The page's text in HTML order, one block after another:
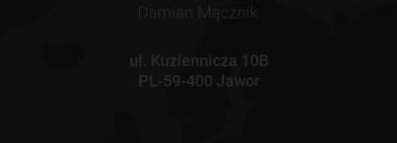
ul. Kuziennicza 10B
PL-59-400 Jawor